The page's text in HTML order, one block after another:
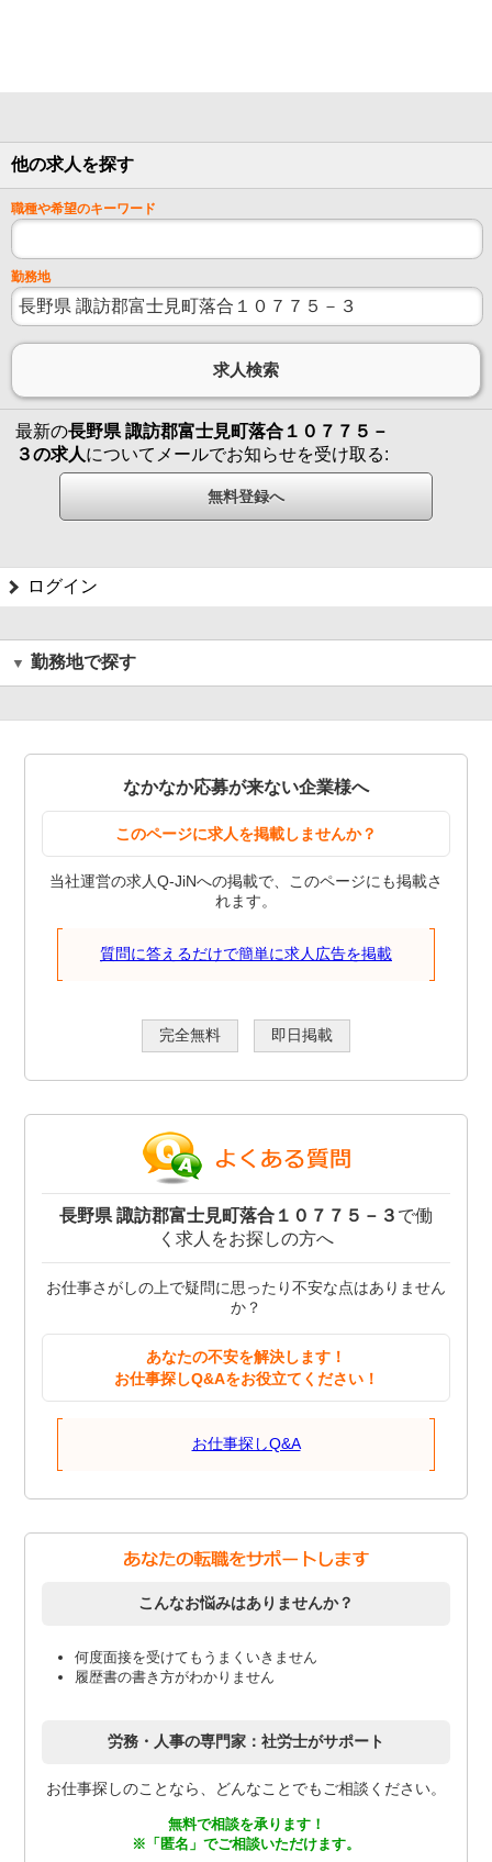
他の求人を探す
職種や希望のキーワード
勤務地
最新の長野県 諏訪郡富士見町落合１０７７５－
３の求人についてメールでお知らせを受け取る:
ログイン
勤務地で探す
なかなか応募が来ない企業様へ
このページに求人を掲載しませんか？
当社運営の求人Q-JiNへの掲載で、このページにも掲載さ
れます。
質問に答えるだけで簡単に求人広告を掲載
完全無料 即日掲載
長野県 諏訪郡富士見町落合１０７７５－３ で働
く求人をお探しの方へ
お仕事さがしの上で疑問に思ったり不安な点はありません
か？
あなたの不安を解決します！
お仕事探しQ&Aをお役立てください！
お仕事探しQ&A
こんなお悩みはありませんか？
何度面接を受けてもうまくいきません
履歴書の書き方がわかりません
労務・人事の専門家：社労士がサポート
お仕事探しのことなら、どんなことでもご相談ください。
無料で相談を承ります！
※「匿名」でご相談いただけます。